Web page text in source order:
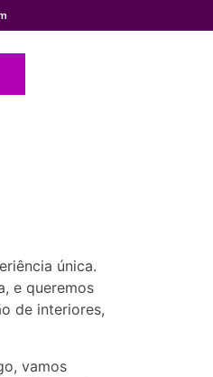
única.
e queremos
de interiores,
vamos